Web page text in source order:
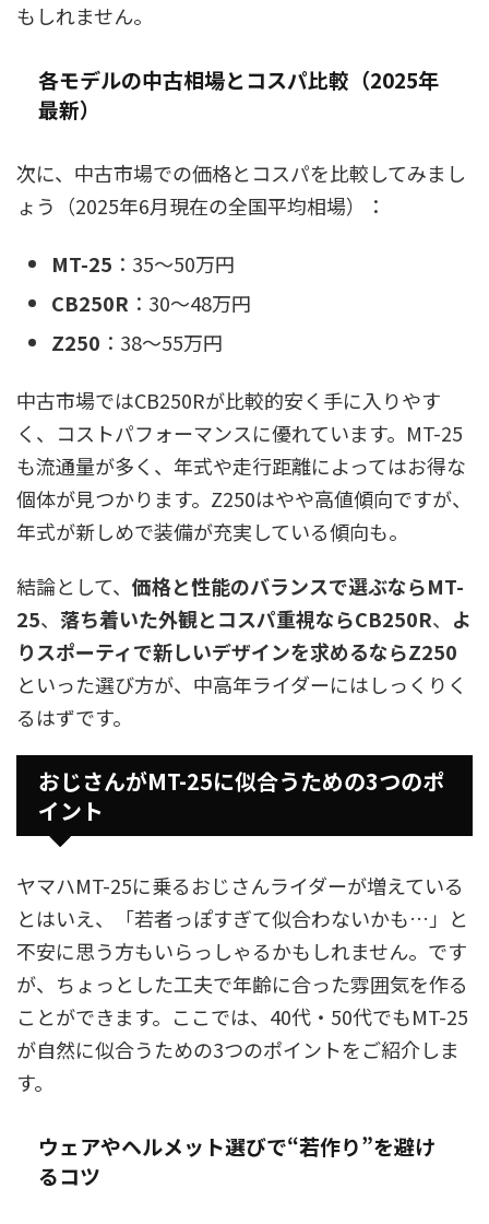
もしれません。
各モデルの中古相場とコスパ比較（2025年
最新）
次に、中古市場での価格とコスパを比較してみまし
ょう（2025年6月現在の全国平均相場）：
MT-25 ：35〜50万円
CB250R ：30〜48万円
Z250 ：38〜55万円
中古市場ではCB250Rが比較的安く手に入りやす
く、コストパフォーマンスに優れています。MT-25
も流通量が多く、年式や走行距離によってはお得な
個体が見つかります。Z250はやや高値傾向ですが、
年式が新しめで装備が充実している傾向も。
結論として、 価格と性能のバランスで選ぶならMT-
25、 落ち着いた外観とコスパ重視ならCB250R、 よ
りスポーティで新しいデザインを求めるならZ250
といった選び方が、中高年ライダーにはしっくりく
るはずです。
おじさんがMT-25に似合うための3つのポ
イント
ヤマハMT-25に乗るおじさんライダーが増えている
とはいえ、「若者っぽすぎて似合わないかも…」と
不安に思う方もいらっしゃるかもしれません。です
が、ちょっとした工夫で年齢に合った雰囲気を作る
ことができます。ここでは、40代・50代でもMT-25
が自然に似合うための3つのポイントをご紹介しま
す。
ウェアやヘルメット選びで“若作り”を避け
るコツ